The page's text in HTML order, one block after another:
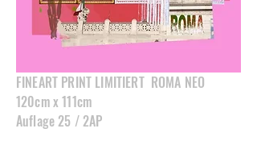
FINEART PRINT LIMITIERT ROMA NEO
120cm x 111cm
Auflage 25 / 2AP